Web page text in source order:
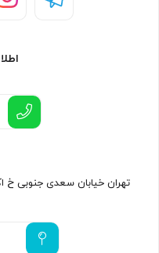
تهران خیابان سعدی جنوبی خ